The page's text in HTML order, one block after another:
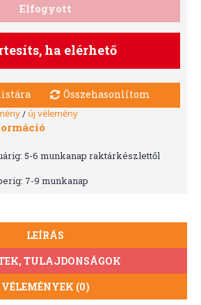
Elfogyott
ha elérhető
Összehasonlítom
/ új vélemény
5-6 munkanap raktárkészlettől
7-9 munkanap
LEÍRÁS
TULAJDONSÁGOK
VÉLEMÉNYEK (0)